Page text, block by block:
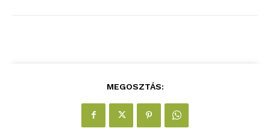
MEGOSZTÁS: